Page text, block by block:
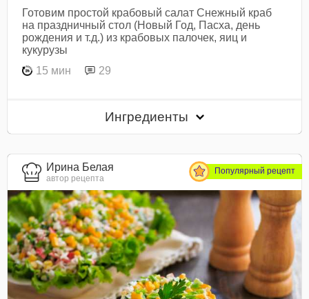
Готовим простой крабовый салат Снежный краб
на праздничный стол (Новый Год, Пасха, день
рождения и т.д.) из крабовых палочек, яиц и
кукурузы
15 мин
29
Ингредиенты
Ирина Белая
автор рецепта
Популярный рецепт